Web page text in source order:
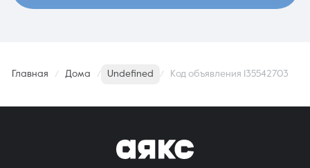
Главная Дома Undefined Код объявления 135542703